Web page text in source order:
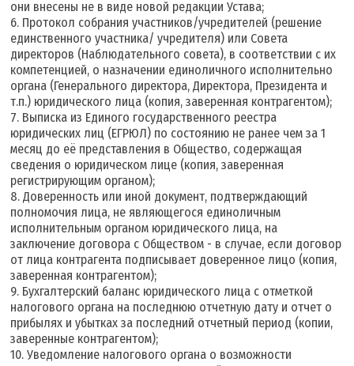
они внесены не в виде новой редакции Устава;
6. Протокол собрания участников/учредителей (решение
единственного участника/ учредителя) или Совета
директоров (Наблюдательного совета), в соответствии с их
компетенцией, о назначении единоличного исполнительно
органа (Генерального директора, Директора, Президента и
т.п.) юридического лица (копия, заверенная контрагентом);
7. Выписка из Единого государственного реестра
юридических лиц (ЕГРЮЛ) по состоянию не ранее чем за 1
месяц до её представления в Общество, содержащая
сведения о юридическом лице (копия, заверенная
регистрирующим органом);
8. Доверенность или иной документ, подтверждающий
полномочия лица, не являющегося единоличным
исполнительным органом юридического лица, на
заключение договора с Обществом - в случае, если договор
от лица контрагента подписывает доверенное лицо (копия,
заверенная контрагентом);
9. Бухгалтерский баланс юридического лица с отметкой
налогового органа на последнюю отчетную дату и отчет о
прибылях и убытках за последний отчетный период (копии,
заверенные контрагентом);
10. Уведомление налогового органа о возможности